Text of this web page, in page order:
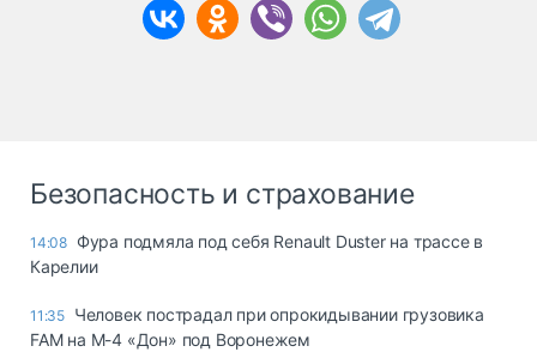
Безопасность и страхование
14:08 Фура подмяла под себя Renault Duster на трассе в
Карелии
11:35 Человек пострадал при опрокидывании грузовика
FAM на М-4 «Дон» под Воронежем